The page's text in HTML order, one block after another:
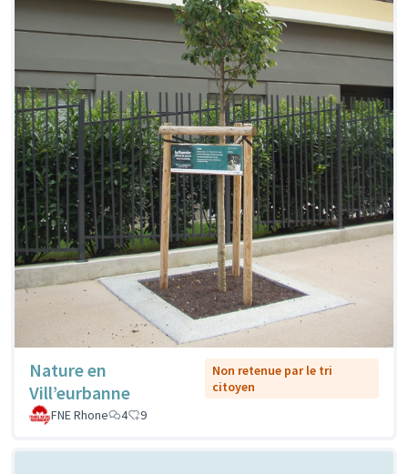
Nature en
Vill’eurbanne
Non retenue par le tri
citoyen
FNE Rhone
4 9